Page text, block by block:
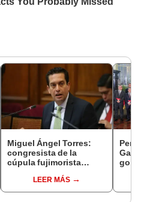
Miguel Ángel Torres:
congresista de la
cúpula fujimorista
del SenadoLEER MÁS